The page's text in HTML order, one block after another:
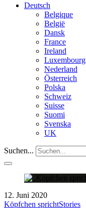
Deutsch
Belgique
België
Dansk
France
Ireland
Luxembourg
Nederland
Österreich
Polska
Schweiz
Suisse
Suomi
Svenska
UK
Suchen...
12. Juni 2020
Köpfchen sprichtStories